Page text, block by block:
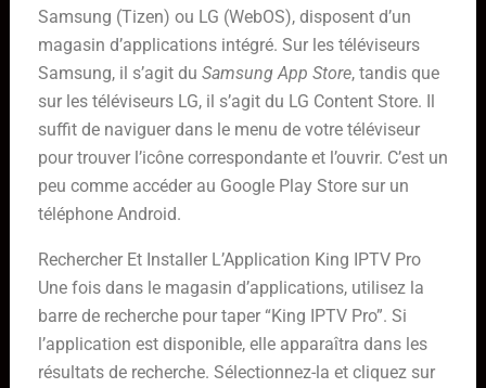
Samsung (Tizen) ou LG (WebOS), disposent d’un
magasin d’applications intégré. Sur les téléviseurs
Samsung, il s’agit du Samsung App Store, tandis que
sur les téléviseurs LG, il s’agit du LG Content Store. Il
suffit de naviguer dans le menu de votre téléviseur
pour trouver l’icône correspondante et l’ouvrir. C’est un
peu comme accéder au Google Play Store sur un
téléphone Android.
Rechercher Et Installer L’Application King IPTV Pro
Une fois dans le magasin d’applications, utilisez la
barre de recherche pour taper “King IPTV Pro”. Si
l’application est disponible, elle apparaîtra dans les
résultats de recherche. Sélectionnez-la et cliquez sur